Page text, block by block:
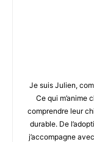
Je suis Julien,
Ce qui m’anime
comprendre leur
durable. De
j’accompagne